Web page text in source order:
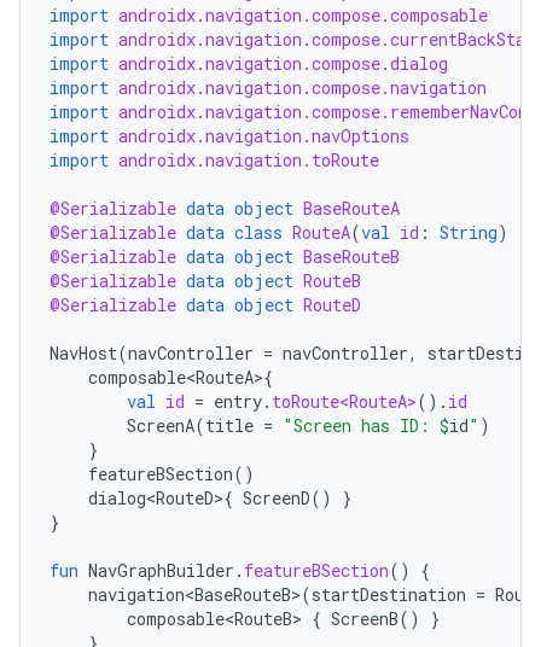
import androidx.navigation.compose.composable
import
import androidx.navigation.compose.dialog
import androidx.navigation.compose.navigation
import
import androidx.navigation.navOptions
import androidx.navigation.toRoute
@Serializable data object BaseRouteA
@Serializable data class RouteA(val id : String)
@Serializable data object BaseRouteB
@Serializable data object RouteB
@Serializable data object RouteD
NavHost(navController = navController,
composable<RouteA>{
val id = entry. toRoute<RouteA>(). id
ScreenA(title = "Screen has ID: $id" )
}
featureBSection()
dialog<RouteD>{ ScreenD()
}
}
fun NavGraphBuilder . featureBSection()
{
navigation<BaseRouteB>(startDestination =
composable<RouteB> { ScreenB()
}